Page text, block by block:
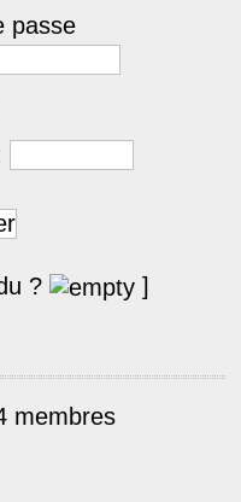
passe
? ]
membres